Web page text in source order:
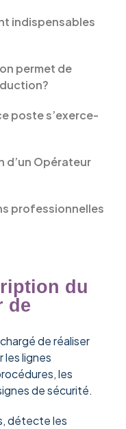
indispensables
permet de
poste s’exerce-
d’un Opérateur
professionnelles
du
de
de réaliser
les lignes
les
de sécurité.
détecte les